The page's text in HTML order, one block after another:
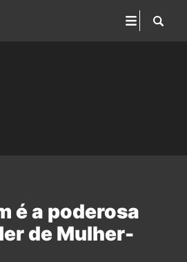
é a poderosa
de Mulher-